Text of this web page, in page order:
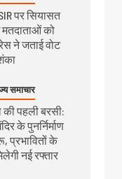
पर सियासत
को
ने जताई वोट
समाचार
की पहली बरसी:
के पुनर्निर्माण
प्रभावितों के
नई रफ्तार